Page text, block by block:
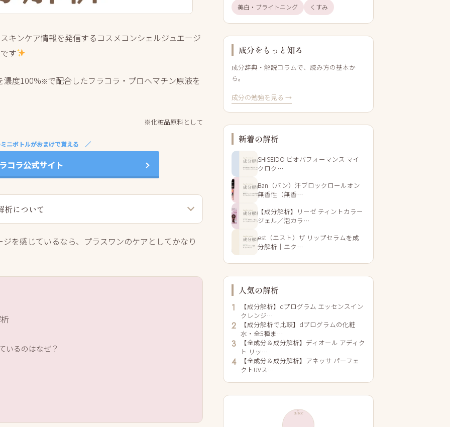
キンケア情報を発信するコスメコンシェルジュエージ
す
濃度100%※で配合したフラコラ・プロヘマチン原液を
※化粧品原料として
ニボトルがおまけで貰える
コラ公式サイト
析について
を感じているなら、プラスワンのケアとしてかなり
いるのはなぜ？
美白・ブライトニング
くすみ
成分をもっと知る
成分辞典・解説コラムで、読み方の基本か
ら。
成分の勉強を見る →
新着の解析
SHISEIDO ビオパフォーマンス マイ
クロク…
Ban（バン）汗ブロックロールオン
無香性（無香…
【成分解析】リーゼ ティントカラー
ジェル／泡カラ…
est（エスト）ザ リップセラムを成
分解析｜エク…
人気の解析
1
【成分解析】dプログラム エッセンスイン
クレンジ…
2
【成分解析で比較】dプログラムの化粧
水・全5種ま…
3
【全成分＆成分解析】ディオール アディク
ト リッ…
4
【全成分＆成分解析】アネッサ パーフェ
クトUVス…
alice